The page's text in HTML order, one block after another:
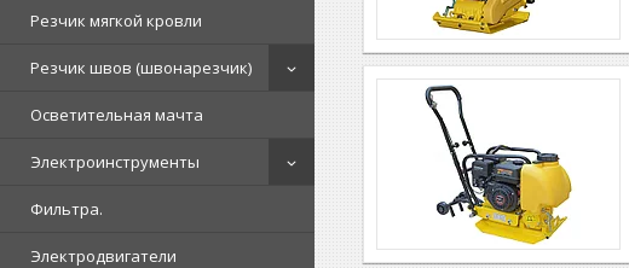
Резчик мягкой кровли
Резчик швов (швонарезчик)
Осветительная мачта
Электроинструменты
Фильтра.
Электродвигатели